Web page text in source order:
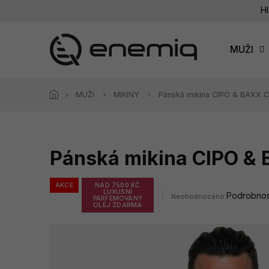
MUŽI
MUŽI MIKINY Pánská mikina CIPO & BAXX
Pánská mikina CIPO &
AKCE
NAD 7500 KČ
LUXUSNÍ
PARFÉMOVANÝ
OLEJ ZDARMA
Průměrné
Neohodnoceno